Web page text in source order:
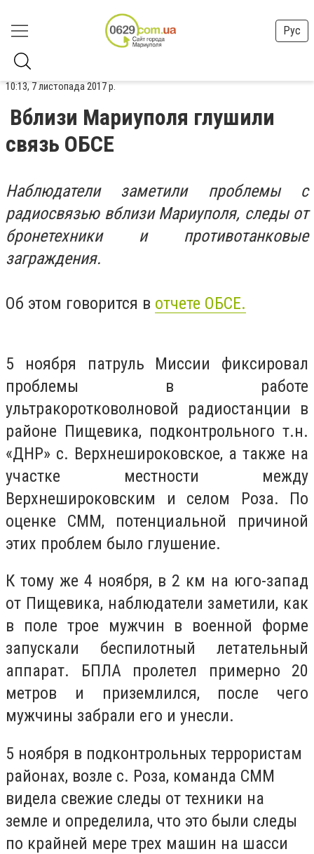
Рус
10:13, 7 листопада 2017 р.
Вблизи Мариуполя глушили
связь ОБСЕ
Наблюдатели заметили проблемы с
радиосвязью вблизи Мариуполя, следы от
бронетехники и противотанковые
заграждения.
Об этом говорится в отчете ОБСЕ.
5 ноября патруль Миссии фиксировал
проблемы в работе
ультракоротковолновой радиостанции в
районе Пищевика, подконтрольного т.н.
«ДНР» с. Верхнешироковское, а также на
участке местности между
Верхнешироковским и селом Роза. По
оценке СММ, потенциальной причиной
этих проблем было глушение.
К тому же 4 ноября, в 2 км на юго-запад
от Пищевика, наблюдатели заметили, как
в поле трое мужчин в военной форме
запускали беспилотный летательный
аппарат. БПЛА пролетел примерно 20
метров и приземлился, после чего
мужчины забрали его и унесли.
5 ноября в подконтрольных террористам
районах, возле с. Роза, команда СММ
видела свежие следы от техники на
земле и определила, что это были следы
по крайней мере трех машин на шасси